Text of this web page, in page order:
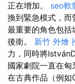
正在增加。 seo軟
換到緊急模式，而
最重要的角色包
後衛。 新竹 外燴
力，同時將
國家劇院一直在
在古典作品（例